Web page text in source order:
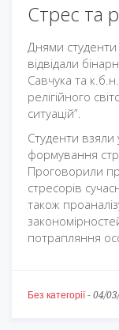
Стрес та
Днями
відвідали
Савчука та
релігійного
ситуацій”.
Студенти
формування
Проговорили
стресорів
також
потрапляння
Без категорії- 04/